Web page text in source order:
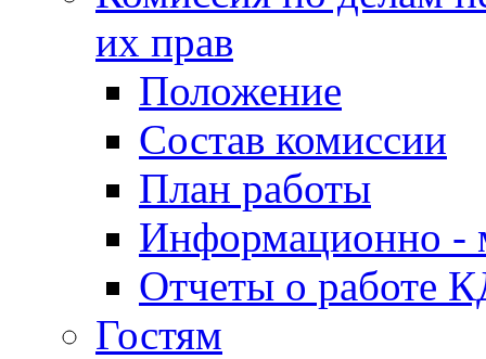
их прав
Положение
Состав комиссии
План работы
Информационно -
Отчеты о работе
Гостям